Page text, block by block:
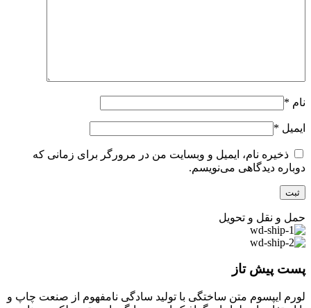
نام *
ایمیل *
ذخیره نام، ایمیل و وبسایت من در مرورگر برای زمانی که
دوباره دیدگاهی می‌نویسم.
حمل و نقل و تحویل
پست پیش تاز
لورم ایپسوم متن ساختگی با تولید سادگی نامفهوم از صنعت چاپ و